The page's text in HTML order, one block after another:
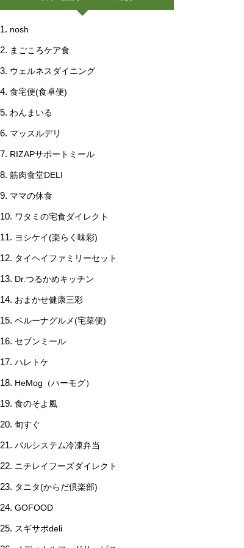
nosh
まごころケア食
ウェルネスダイニング
食宅便(食卓便)
わんまいる
マッスルデリ
RIZAPサポートミール
筋肉食堂DELI
ママの休食
ワタミの宅食ダイレクト
ヨシケイ(楽らく味彩)
タイヘイファミリーセット
Dr.つるかめキッチン
おまかせ健康三彩
ベルーナグルメ(宅菜便)
セブンミール
ハレトケ
HeMog（ハーモグ）
食のそよ風
旬すぐ
パルシステム冷凍弁当
ニチレイフーズダイレクト
タニタ(からだ倶楽部)
GOFOOD
スギサポdeli